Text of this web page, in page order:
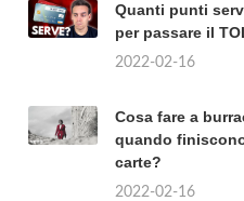
Quanti punti
per passare il
2022-02-16
Cosa fare a
quando
carte?
2022-02-16